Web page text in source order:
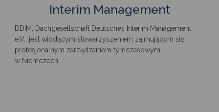
Interim Management
DDIM, Dachgesellschaft Deutsches Interim Management
e.V., jest wiodącym stowarzyszeniem zajmującym się
profesjonalnym zarządzaniem tymczasowym
w Niemczech.